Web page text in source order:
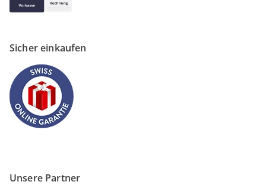
Sicher einkaufen
Unsere Partner